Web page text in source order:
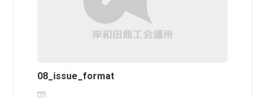
08_issue_format